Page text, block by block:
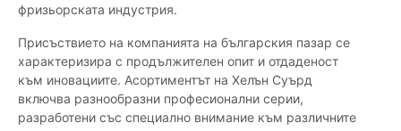
фризьорската индустрия.
Присъствието на компанията на българския пазар се
характеризира с продължителен опит и отдаденост
към иновациите. Асортиментът на Хелън Суърд
включва разнообразни професионални серии,
разработени със специално внимание към различните